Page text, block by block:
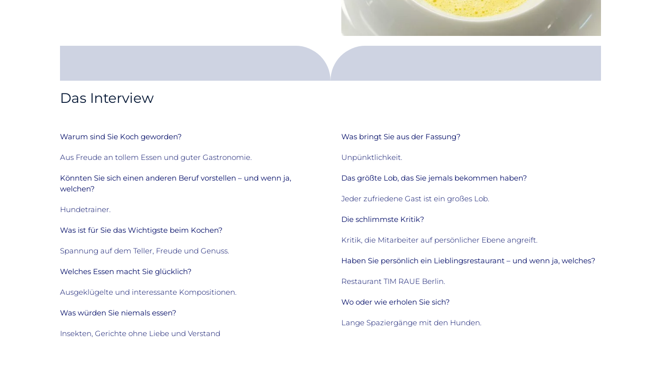
Das Interview
Warum sind Sie Koch geworden?
Aus Freude an tollem Essen und guter Gastronomie.
Könnten Sie sich einen anderen Beruf vorstellen – und wenn ja,
welchen?
Hundetrainer.
Was ist für Sie das Wichtigste beim Kochen?
Spannung auf dem Teller, Freude und Genuss.
Welches Essen macht Sie glücklich?
Ausgeklügelte und interessante Kompositionen.
Was würden Sie niemals essen?
Insekten, Gerichte ohne Liebe und Verstand
Was bringt Sie aus der Fassung?
Unpünktlichkeit.
Das größte Lob, das Sie jemals bekommen haben?
Jeder zufriedene Gast ist ein großes Lob.
Die schlimmste Kritik?
Kritik, die Mitarbeiter auf persönlicher Ebene angreift.
Haben Sie persönlich ein Lieblingsrestaurant – und wenn ja, welches?
Restaurant TIM RAUE Berlin.
Wo oder wie erholen Sie sich?
Lange Spaziergänge mit den Hunden.